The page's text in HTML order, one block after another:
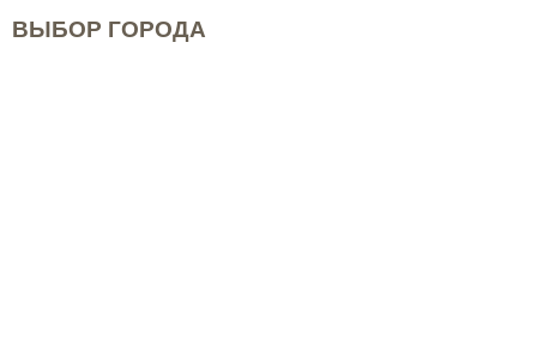
ВЫБОР ГОРОДА